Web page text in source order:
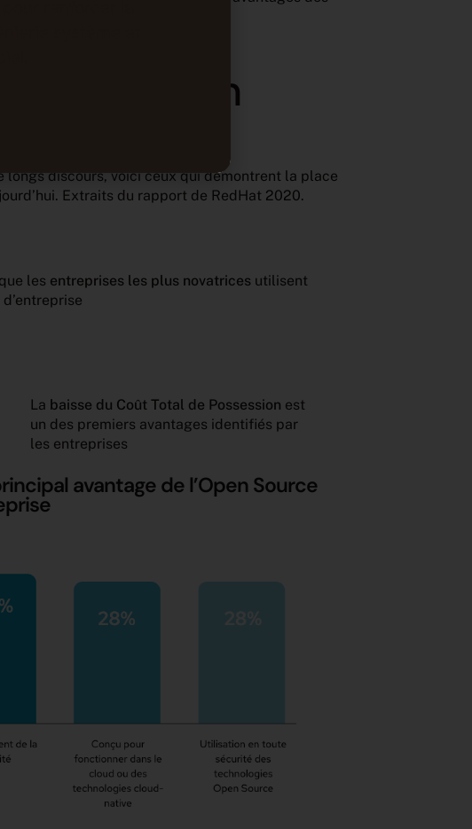
Source en
discours, voici ceux qui démontrent la place
Extraits du rapport de RedHat 2020.
les entreprises les plus novatrices utilisent
La baisse du Coût Total de Possession est
un des premiers avantages identifiés par
les entreprises
avantage de l’Open Source